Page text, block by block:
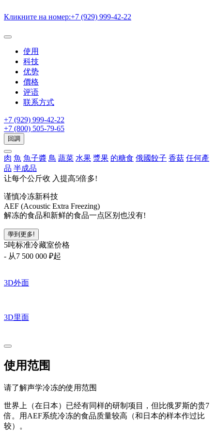
Кликните на номер:+7 (929) 999-42-22
使用
科技
优势
價格
评语
联系方式
+7 (929) 999-42-22
+7 (800) 505-79-65
回調
肉 魚 魚子醬 鳥 蔬菜 水果 漿果 的糖食 俄國餃子 香菇 任何產
品 半成品
让每个公斤收 入提高5倍多!
谨慎冷冻新科技
AEF (Acoustic Extra Freezing)
解冻的食品和新鲜的食品一点区别也没有!
學到更多!
5吨标准冷藏室价格
- 从7 500 000 ₽起
3D外面
3D里面
使用范围
请了解声学冷冻的使用范围
世界上（在日本）已经有同样的研制项目，但比俄罗斯的贵7
倍。用AEF系统冷冻的食品质量较高（和日本的样本作过比
较）。